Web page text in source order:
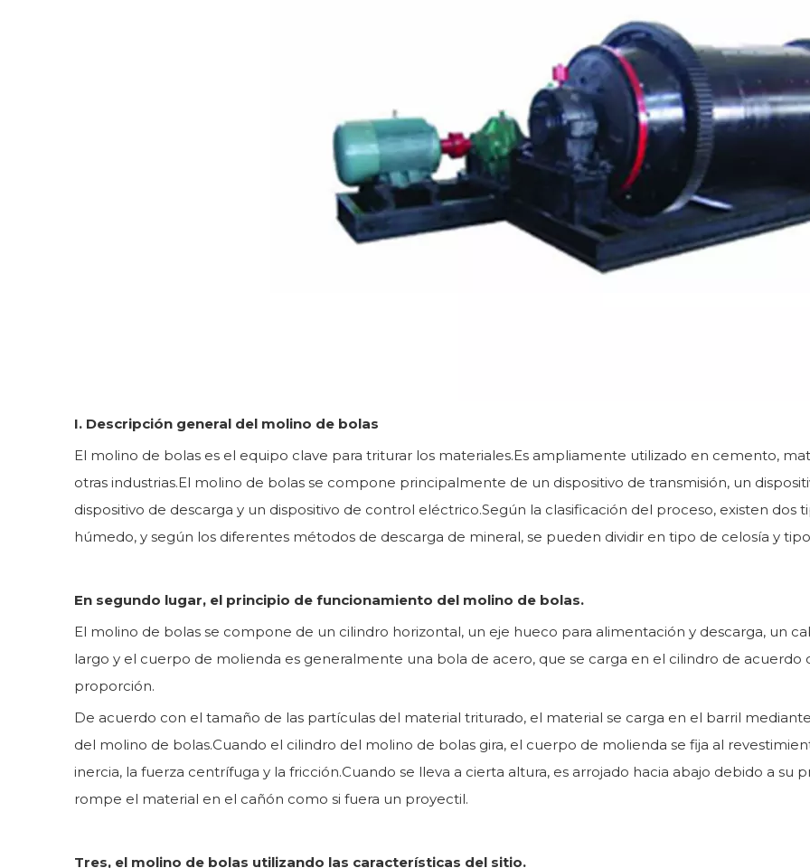
I. Descripción general del molino de bolas
El molino de bolas es el equipo clave para triturar los materiales.Es ampliamente utilizado en cemento,
otras industrias.El molino de bolas se compone principalmente de un dispositivo de transmisión, un
dispositivo de descarga y un dispositivo de control eléctrico.Según la clasificación del proceso, existen dos
húmedo, y según los diferentes métodos de descarga de mineral, se pueden dividir en tipo de celosía y
En segundo lugar, el principio de funcionamiento del molino de bolas.
El molino de bolas se compone de un cilindro horizontal, un eje hueco para alimentación y descarga, un
largo y el cuerpo de molienda es generalmente una bola de acero, que se carga en el cilindro de
proporción.
De acuerdo con el tamaño de las partículas del material triturado, el material se carga en el barril
del molino de bolas.Cuando el cilindro del molino de bolas gira, el cuerpo de molienda se fija al
inercia, la fuerza centrífuga y la fricción.Cuando se lleva a cierta altura, es arrojado hacia abajo debido a
rompe el material en el cañón como si fuera un proyectil.
Tres, el molino de bolas utilizando las características del sitio.